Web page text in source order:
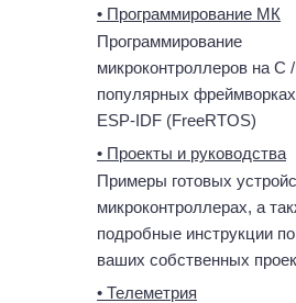
• Программирование МК
Программирование
микроконтроллеров на C
популярных
ESP-IDF (FreeRTOS)
• Проекты и руководства
Примеры готовых
микроконтроллерах, а
подробные инструкции
ваших собственных
• Телеметрия